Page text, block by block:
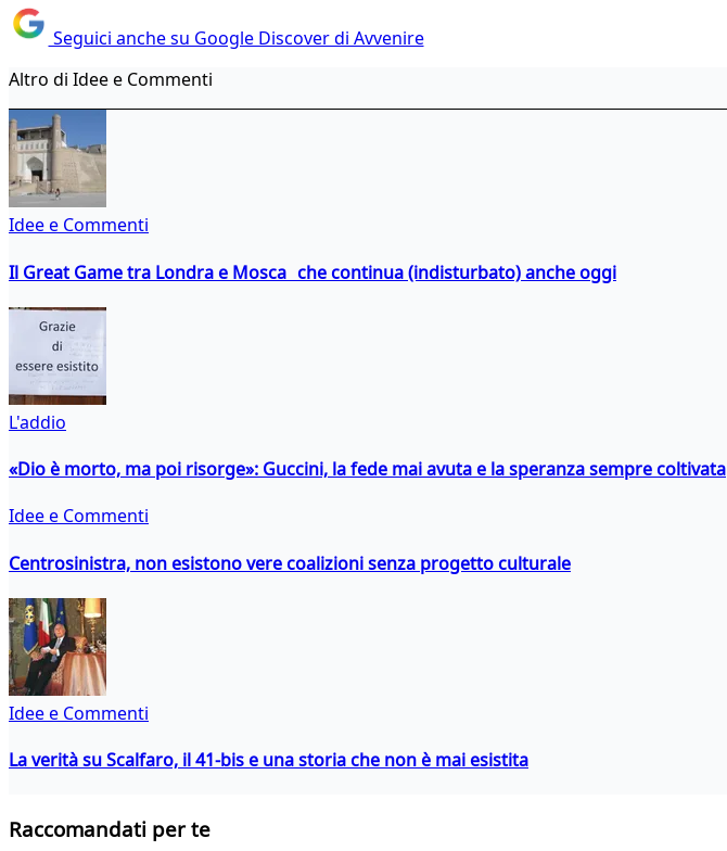
Seguici anche su Google Discover di Avvenire
Altro di Idee e Commenti
Idee e Commenti
Il Great Game tra Londra e Mosca che continua (indisturbato) anche oggi
L'addio
«Dio è morto, ma poi risorge»: Guccini, la fede mai avuta e la speranza sempre coltivata
Idee e Commenti
Centrosinistra, non esistono vere coalizioni senza progetto culturale
Idee e Commenti
La verità su Scalfaro, il 41-bis e una storia che non è mai esistita
Raccomandati per te